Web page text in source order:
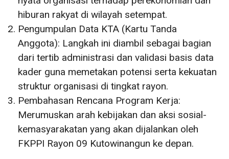
hiburan rakyat di wilayah setempat.
Pengumpulan Data KTA (Kartu Tanda
Anggota): Langkah ini diambil sebagai bagian
dari tertib administrasi dan validasi basis data
kader guna memetakan potensi serta kekuatan
struktur organisasi di tingkat rayon.
Pembahasan Rencana Program Kerja:
Merumuskan arah kebijakan dan aksi sosial-
kemasyarakatan yang akan dijalankan oleh
FKPPI Rayon 09 Kutowinangun ke depan.